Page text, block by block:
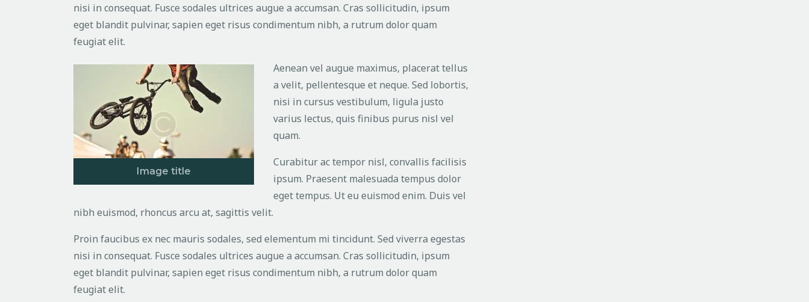
nisi in consequat. Fusce sodales ultrices augue a accumsan. Cras sollicitudin, ipsum
eget blandit pulvinar, sapien eget risus condimentum nibh, a rutrum dolor quam
feugiat elit.
Image title
Aenean vel augue maximus, placerat tellus
a velit, pellentesque et neque. Sed lobortis,
nisi in cursus vestibulum, ligula justo
varius lectus, quis finibus purus nisl vel
quam.
Curabitur ac tempor nisl, convallis facilisis
ipsum. Praesent malesuada tempus dolor
eget tempus. Ut eu euismod enim. Duis vel
nibh euismod, rhoncus arcu at, sagittis velit.
Proin faucibus ex nec mauris sodales, sed elementum mi tincidunt. Sed viverra egestas
nisi in consequat. Fusce sodales ultrices augue a accumsan. Cras sollicitudin, ipsum
eget blandit pulvinar, sapien eget risus condimentum nibh, a rutrum dolor quam
feugiat elit.